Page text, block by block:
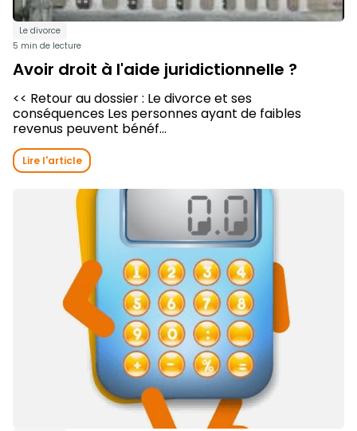
Le divorce
5 min de lecture
Avoir droit à l'aide juridictionnelle ?
<< Retour au dossier : Le divorce et ses
conséquences Les personnes ayant de faibles
revenus peuvent bénéf...
Lire l'article